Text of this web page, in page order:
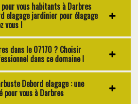
vous habitants à Darbres
elagage jardinier pour élagage
vous !
dans le 07170 ? Choisir
dans ce domaine !
Debord elagage : une
vous à Darbres